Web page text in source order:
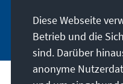
Jetzt
Diese Webseite
Betrieb und die
sind. Darüber
anonyme